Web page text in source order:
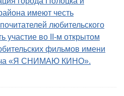
имеют честь
любительского
участие во II-м открытом
фильмов имени
«Я СНИМАЮ КИНО».